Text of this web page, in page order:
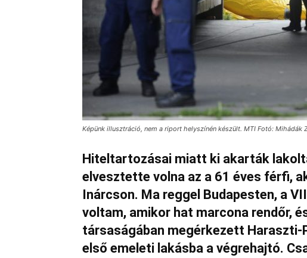
Képünk illusztráció, nem a riport helyszínén készült. MTI Fotó: Mihádák
Hiteltartozásai miatt ki akarták
elvesztette volna az a 61 éves férfi,
Inárcson. Ma reggel Budapesten, a
voltam, amikor hat marcona rendőr,
társaságában megérkezett Haraszti-
első emeleti lakásba a végrehajtó.